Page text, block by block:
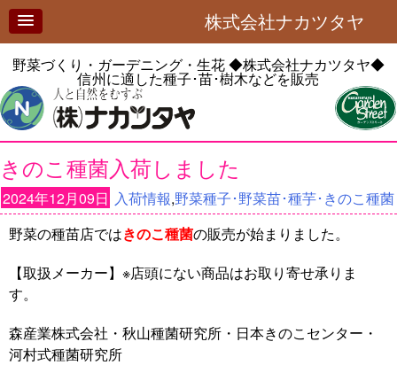
株式会社ナカツタヤ
野菜づくり・ガーデニング・生花◆株式会社ナカツタヤ◆
信州に適した種子･苗･樹木などを販売
きのこ種菌入荷しました
2024年12月09日 入荷情報,野菜種子･野菜苗･種芋･きのこ種菌
野菜の種苗店ではきのこ種菌の販売が始まりました。
【取扱メーカー】※店頭にない商品はお取り寄せ承りま
す。
森産業株式会社・秋山種菌研究所・日本きのこセンター・
河村式種菌研究所